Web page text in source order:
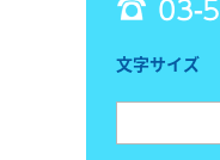
03-
文字サイズ